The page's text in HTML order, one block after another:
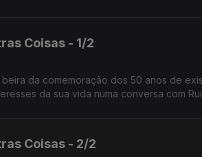
Coisas - 1/2
da comemoração dos 50 anos de
da sua vida numa conversa com
Coisas - 2/2